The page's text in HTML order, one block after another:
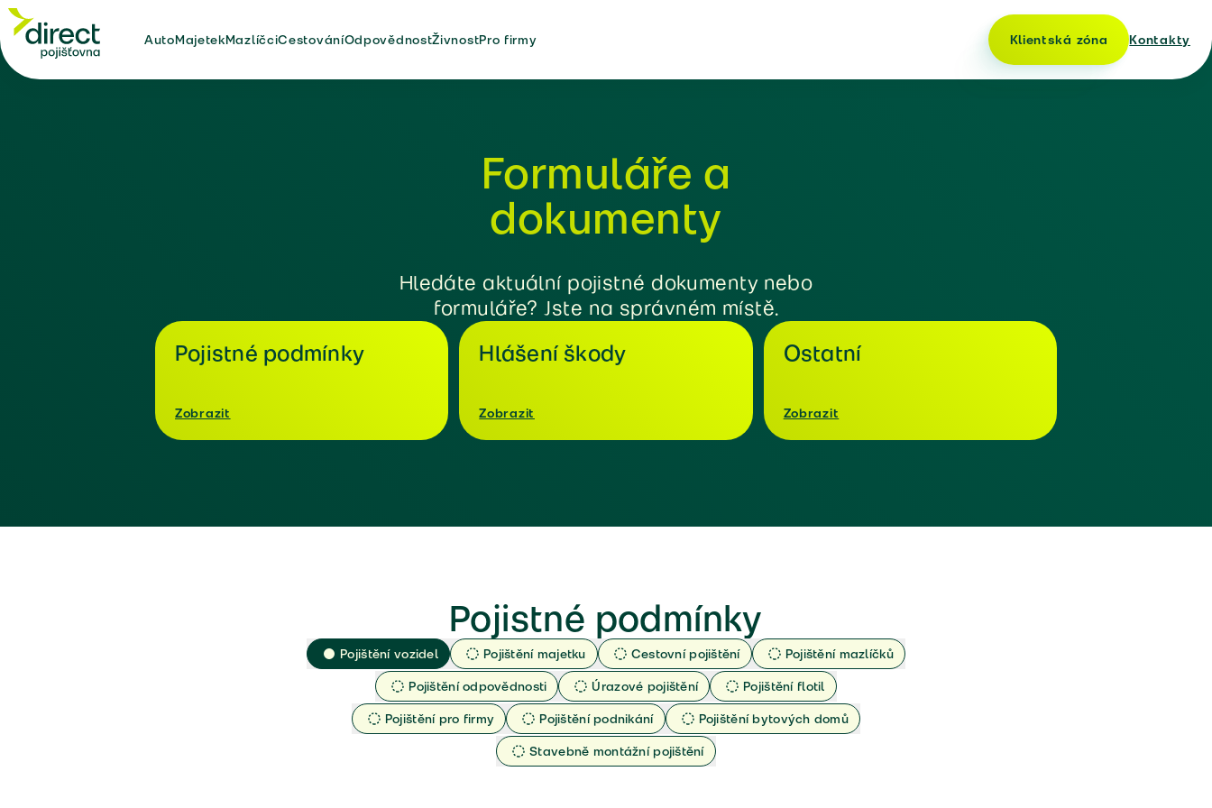
AutoMajetekMazlíčciCestováníOdpovědnostŽivnostPro firmy Klientská zóna Kontakty
Formuláře a
dokumenty
Hledáte aktuální pojistné dokumenty nebo
formuláře? Jste na správném místě.
Pojistné podmínky
Zobrazit
Hlášení škody
Zobrazit
Ostatní
Zobrazit
Pojistné podmínky
Pojištění vozidel Pojištění majetku Cestovní pojištění
Pojištění mazlíčků
Pojištění odpovědnosti
Úrazové pojištění
Pojištění flotil
Pojištění pro firmy
Pojištění podnikání
Pojištění bytových domů
Stavebně montážní pojištění